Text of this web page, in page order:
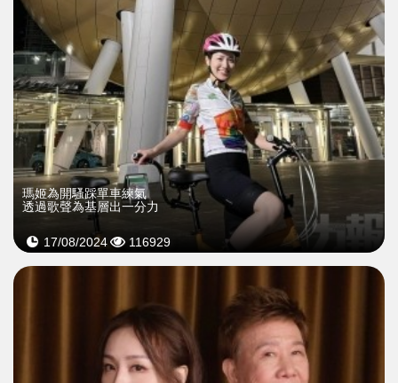
瑪姬為開騷踩單車練氣
透過歌聲為基層出一分力
17/08/2024 116929